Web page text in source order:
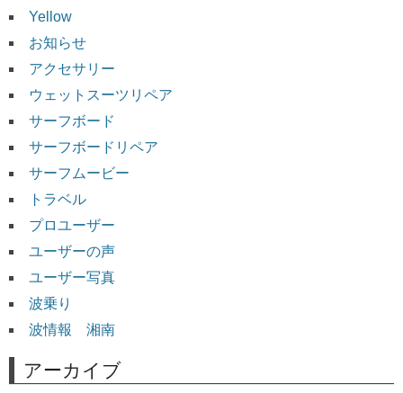
Yellow
お知らせ
アクセサリー
ウェットスーツリペア
サーフボード
サーフボードリペア
サーフムービー
トラベル
プロユーザー
ユーザーの声
ユーザー写真
波乗り
波情報 湘南
アーカイブ